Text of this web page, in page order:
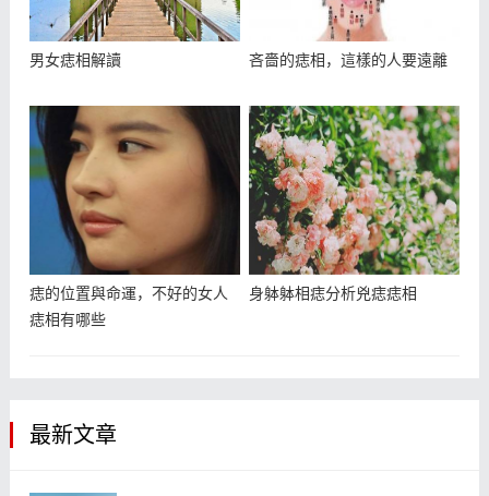
男女痣相解讀 吝嗇的痣相，這樣的人要遠離
痣的位置與命運，不好的女人
痣相有哪些
身躰躰相痣分析兇痣痣相
最新文章